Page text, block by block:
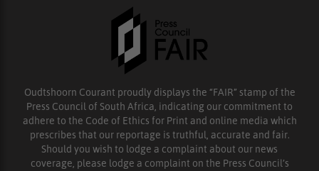
Oudtshoorn Courant proudly displays the “FAIR” stamp of the
Press Council of South Africa, indicating our commitment to
adhere to the Code of Ethics for Print and online media which
prescribes that our reportage is truthful, accurate and fair.
Should you wish to lodge a complaint about our news
coverage, please lodge a complaint on the Press Council’s